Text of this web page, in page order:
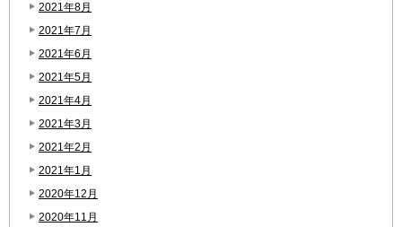
2021年8月
2021年7月
2021年6月
2021年5月
2021年4月
2021年3月
2021年2月
2021年1月
2020年12月
2020年11月